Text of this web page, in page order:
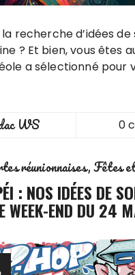
? Et bien, vous êtes
a sélectionné pour
WS 0
réunionnaises Fêtes
: NOS IDÉES DE
WEEK-END DU 24